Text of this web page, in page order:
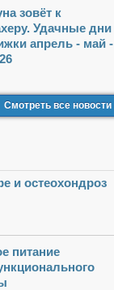
зовёт к
Удачные дни
апрель - май -
Смотреть все новости
и остеохондроз
питание